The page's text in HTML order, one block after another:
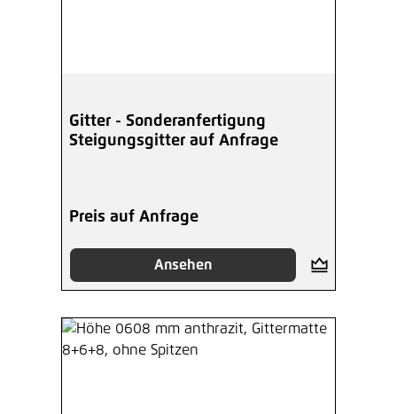
Gitter - Sonderanfertigung
Steigungsgitter auf Anfrage
Preis auf Anfrage
Ansehen